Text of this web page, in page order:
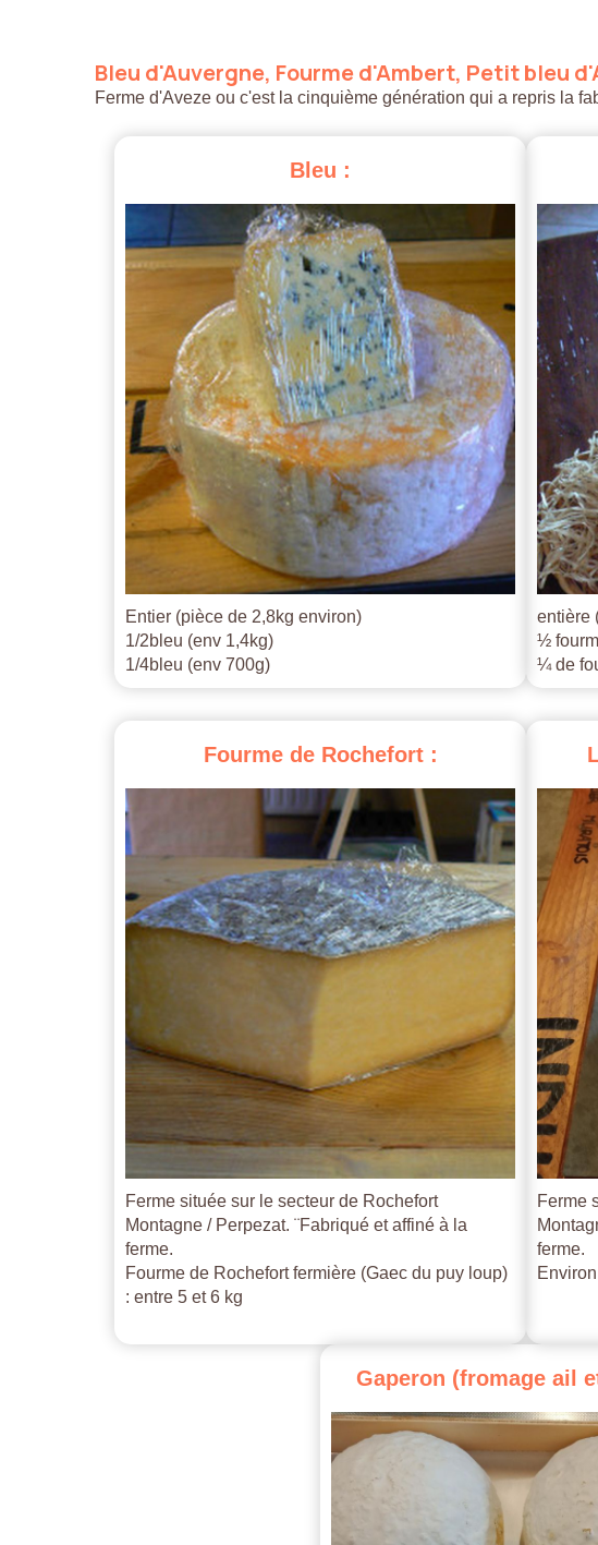
Bleu d'Auvergne, Fourmed'Ambert, Petitbleu
Ferme d'Aveze ou c'est la cinquième génération qui a repris la
Bleu :
Entier (pièce de 2,8kg environ)
1/2bleu (env 1,4kg)
1/4bleu (env 700g)
entière
½
¼ de
Fourme de Rochefort :
Ferme située sur le secteur de Rochefort
Montagne / Perpezat. ¨Fabriqué et affiné à la
ferme.
Fourme de Rochefort fermière (Gaec du puy loup)
: entre 5 et 6 kg
Ferme
ferme.
Gaperon (fromage ail